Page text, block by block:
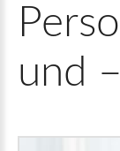
und